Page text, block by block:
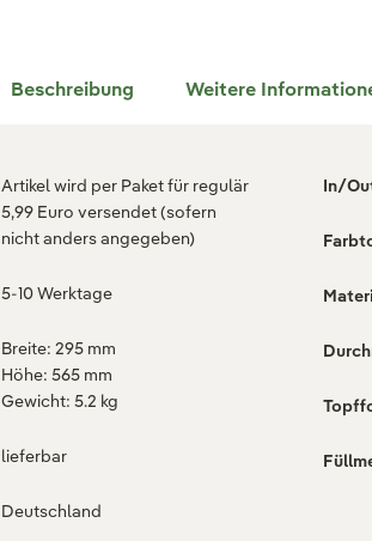
Beschreibung Weitere
Artikel wird per Paket für regulär
5,99 Euro versendet (sofern
nicht anders angegeben)
5-10 Werktage
Breite: 295 mm
Höhe: 565 mm
Gewicht: 5.2 kg
lieferbar
Deutschland
In/